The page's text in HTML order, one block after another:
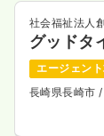
その他正看
日勤のみ（
給与 21.7
社会福祉法人
グッドタ
エージェン
長崎県長崎市